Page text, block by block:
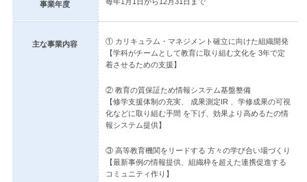
事業年度
主な事業内容
① カリキュラム・マネジメント確立に向けた組織開発
【学科がチームとして教育に取り組む文化を 3年で定
着させるための支援】
② 教育の質保証ため情報システム基盤整備
【修学支援体制の充実、 成果測定IR 、学修成果の可視
化などに取り組む手間 を下げ、効果より高めるたの情
報システム提供】
③ 高等教育機関をリードする 方々の学び合い場づくり
【最新事例の情報提供、組織枠を超えた連携促進する
コミュニティ作り】